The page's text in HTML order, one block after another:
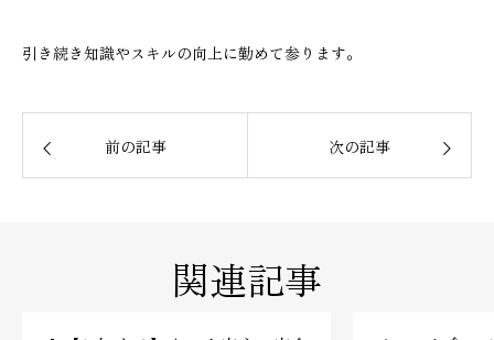
引き続き知識やスキルの向上に勤めて参ります。
前の記事 次の記事
関連記事